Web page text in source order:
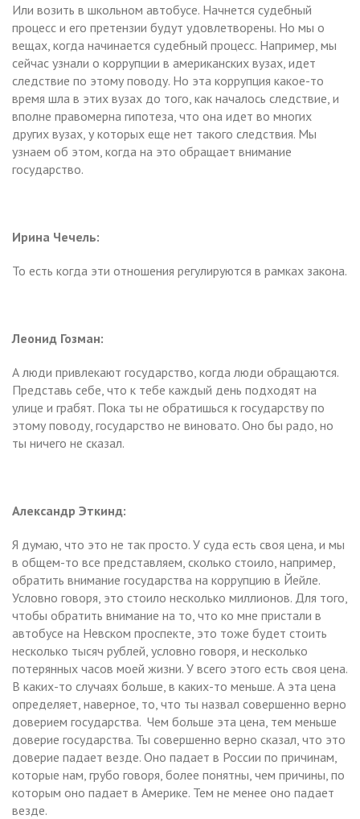
Или возить в школьном автобусе. Начнется судебный
процесс и его претензии будут удовлетворены. Но мы о
вещах, когда начинается судебный процесс. Например, мы
сейчас узнали о коррупции в американских вузах, идет
следствие по этому поводу. Но эта коррупция какое-то
время шла в этих вузах до того, как началось следствие, и
вполне правомерна гипотеза, что она идет во многих
других вузах, у которых еще нет такого следствия. Мы
узнаем об этом, когда на это обращает внимание
государство.
Ирина Чечель:
То есть когда эти отношения регулируются в рамках закона.
Леонид Гозман:
А люди привлекают государство, когда люди обращаются.
Представь себе, что к тебе каждый день подходят на
улице и грабят. Пока ты не обратишься к государству по
этому поводу, государство не виновато. Оно бы радо, но
ты ничего не сказал.
Александр Эткинд:
Я думаю, что это не так просто. У суда есть своя цена, и мы
в общем-то все представляем, сколько стоило, например,
обратить внимание государства на коррупцию в Йейле.
Условно говоря, это стоило несколько миллионов. Для того,
чтобы обратить внимание на то, что ко мне пристали в
автобусе на Невском проспекте, это тоже будет стоить
несколько тысяч рублей, условно говоря, и несколько
потерянных часов моей жизни. У всего этого есть своя цена.
В каких-то случаях больше, в каких-то меньше. А эта цена
определяет, наверное, то, что ты назвал совершенно верно
доверием государства. Чем больше эта цена, тем меньше
доверие государства. Ты совершенно верно сказал, что это
доверие падает везде. Оно падает в России по причинам,
которые нам, грубо говоря, более понятны, чем причины, по
которым оно падает в Америке. Тем не менее оно падает
везде.